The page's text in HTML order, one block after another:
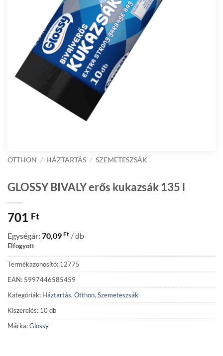
OTTHON / HÁZTARTÁS / SZEMETESZSÁK
GLOSSY BIVALY erős kukazsák 135 l
701 Ft
Egységár: 70,09 Ft / db
Elfogyott
Termékazonosító: 12775
EAN: 5997446585459
Kategóriák: Háztartás, Otthon, Szemeteszsák
Kiszerelés: 10 db
Márka:Glossy